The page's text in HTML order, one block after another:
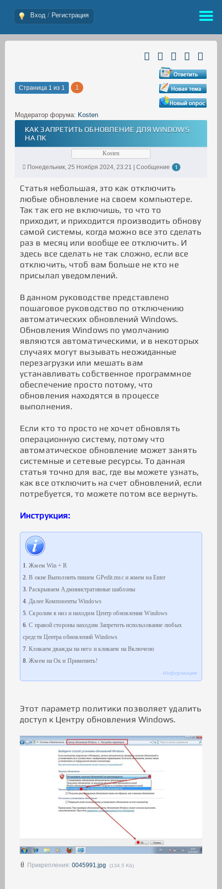
Вход / Регистрация
Страница 1 из 1 1
Модератор форума: Kosten
КАК ЗАПРЕТИТЬ ОБНОВЛЕНИЕ ДЛЯ WINDOWS
НА ПК
Kosten
Понедельник, 25 Ноября 2024, 23:21 | Сообщение
1
Статья небольшая, это как отключить
любые обновление на своем компьютере.
Так так его не включишь, то что то
приходит, и приходится производить обнову
самой системы, когда можно все это сделать
раз в месяц или вообще ее отключить. И
здесь все сделать не так сложно, если все
отключить, чтоб вам больше не кто не
присылал уведомлений.
В данном руководстве представлено
пошаговое руководство по отключению
автоматических обновлений Windows.
Обновления Windows по умолчанию
являются автоматическими, и в некоторых
случаях могут вызывать неожиданные
перезагрузки или мешать вам
устанавливать собственное программное
обеспечение просто потому, что
обновления находятся в процессе
выполнения.
Если кто то просто не хочет обновлять
операционную систему, потому что
автоматическое обновление может занять
системные и сетевые ресурсы. То данная
статья точно для вас, где вы можете узнать,
как все отключить на счет обновлений, если
потребуется, то можете потом все вернуть.
Инструкция:
1. Жмем Win + R
2. В окне Выполнить пишем GPedit.msc и жмем на Enter
3. Раскрываем Административные шаблоны
4. Далее Компоненты Windows
5. Скролим в низ и находим Центр обновления Windows
6. С правой стороны находим Запретить использование любых
средств Центра обновлений Windows
7. Кликаем дважды на него и кликаем на Включено
8. Жмем на Ок и Применить!
Информация
Этот параметр политики позволяет удалить
доступ к Центру обновления Windows.
Прикрепления: 0045991.jpg (134.5 Kb)